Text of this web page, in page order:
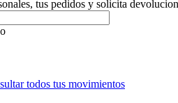
tus pedidos y solicita
todos tus movimientos